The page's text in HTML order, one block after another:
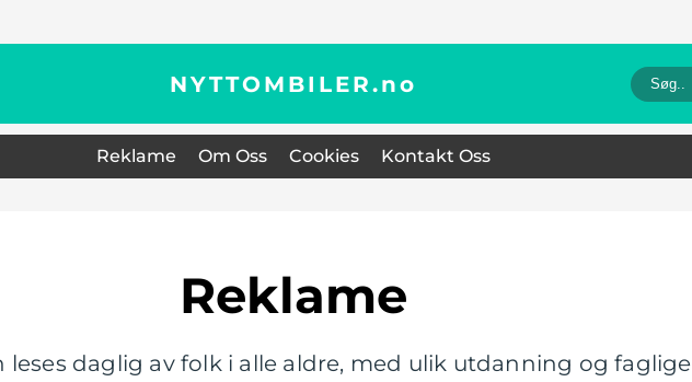
NYTTOMBILER.no
Reklame Om Oss Cookies Kontakt Oss
Reklame
leses daglig av folk i alle aldre, med ulik utdanning og faglige